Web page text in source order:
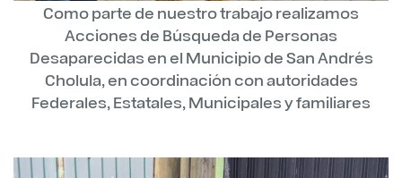
Como parte de nuestro trabajo realizamos
Acciones de Búsqueda de Personas
Desaparecidas en el Municipio de San Andrés
Cholula, en coordinación con autoridades
Federales, Estatales, Municipales y familiares